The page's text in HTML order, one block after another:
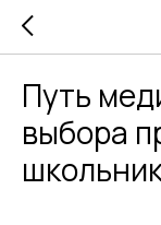
Путь
выбора